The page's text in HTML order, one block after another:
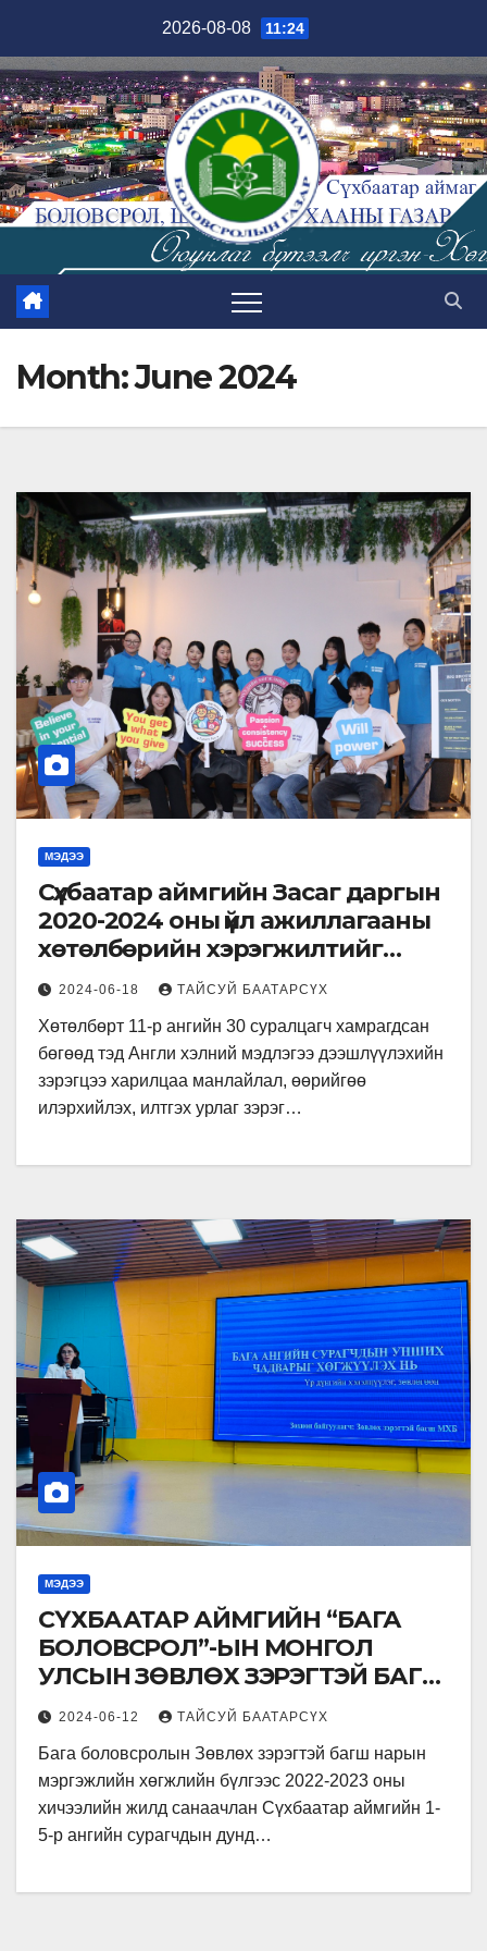
content
2026-08-08 11:24
Month:June 2024
МЭДЭЭ
Сүхбаатар аймгийн Засаг даргын
2020-2024 оны үйл ажиллагааны
хөтөлбөрийн хэрэгжилтийг
хангах хүрээнд “ДЭЛХИЙД
ӨРСӨЛДӨХ СҮХБААТАРЧУУД
10:10” Англи хэлний хөтөлбөр 2
дах жилдээ амжилттай
хэрэгжиж хаалтаа хийлээ.
2024-06-18 ТАЙСУЙ БААТАРСҮХ
Хөтөлбөрт 11-р ангийн 30 суралцагч хамрагдсан
бөгөөд тэд Англи хэлний мэдлэгээ дээшлүүлэхийн
зэрэгцээ харилцаа манлайлал, өөрийгөө
илэрхийлэх, илтгэх урлаг зэрэг…
МЭДЭЭ
СҮХБААТАР АЙМГИЙН “БАГА
БОЛОВСРОЛ”-ЫН МОНГОЛ
УЛСЫН ЗӨВЛӨХ ЗЭРЭГТЭЙ БАГШ
НАРЫН МЭРГЭЖЛИЙН
ХӨГЖЛИЙН БҮЛГИЙН ҮЙЛ
АЖИЛЛАГААНЫ ҮР ДҮНГЭЭ
ТАНИЛЦУУЛЛАА.
2024-06-12 ТАЙСУЙ БААТАРСҮХ
Бага боловсролын Зөвлөх зэрэгтэй багш нарын
мэргэжлийн хөгжлийн бүлгээс 2022-2023 оны
хичээлийн жилд санаачлан Сүхбаатар аймгийн 1-
5-р ангийн сурагчдын дунд…